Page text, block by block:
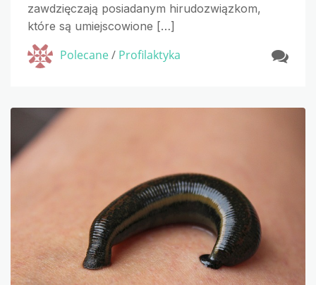
zawdzięczają posiadanym hirudozwiązkom,
które są umiejscowione […]
Polecane/ Profilaktyka